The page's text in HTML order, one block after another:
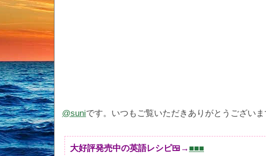
@suniです。いつもご覧いただきありがとうございま
大好評発売中の英語レシピ🍱→ ■■■